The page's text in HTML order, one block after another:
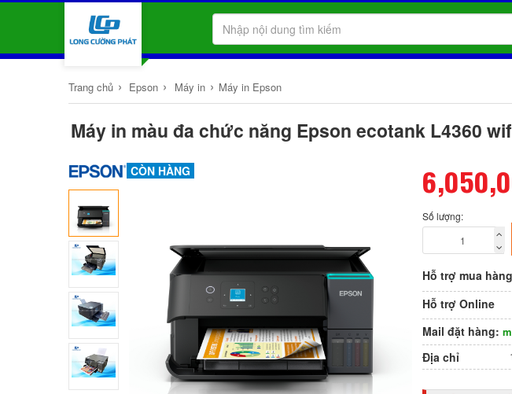
Trang chủ › Epson › Máy in › Máy in Epson
Máy in màu đa chức năng Epson ecotank L4360
CÒN HÀNG
Số lượng:
Hỗ trợ mua hàng
Hỗ trợ Online
Mail đặt hàng:
Địa chỉ